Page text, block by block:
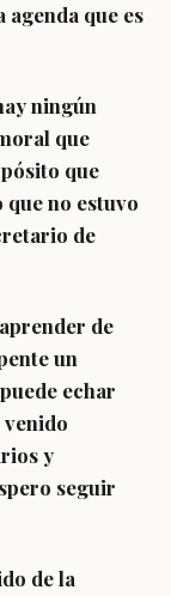
agenda que es
ningún
que
que
que no estuvo
de
de
un
echar
y
seguir
de la